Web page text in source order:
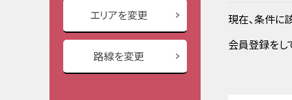
現在、条件に
会員登録をし
エリアを変更
路線を変更